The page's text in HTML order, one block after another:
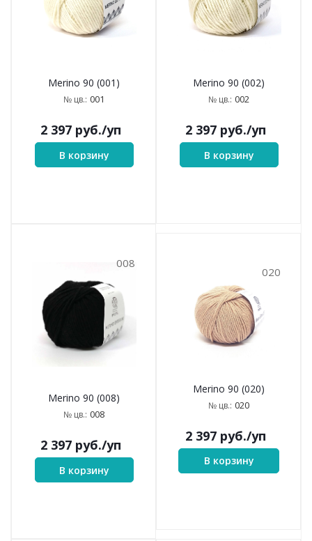
Merino 90 (001)
№ цв.: 001
2 397руб./уп
В корзину
Merino 90 (002)
№ цв.: 002
2 397руб./уп
В корзину
008
Merino 90 (008)
№ цв.: 008
2 397руб./уп
В корзину
020
Merino 90 (020)
№ цв.: 020
2 397руб./уп
В корзину